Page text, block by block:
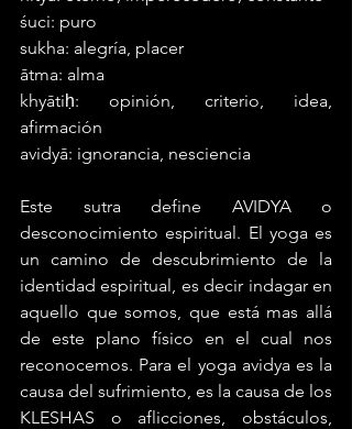
śuci: puro
sukha: alegría, placer
ātma: alma
khyātiḥ: opinión, criterio, idea,
afirmación
avidyā: ignorancia, nesciencia
Este sutra define AVIDYA o
desconocimiento espiritual. El yoga es
un camino de descubrimiento de la
identidad espiritual, es decir indagar en
aquello que somos, que está mas allá
de este plano físico en el cual nos
reconocemos. Para el yoga avidya es la
causa del sufrimiento, es la causa de los
KLESHAS o aflicciones, obstáculos,